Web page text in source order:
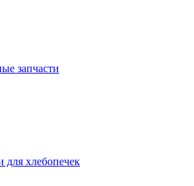
запчасти
для хлебопечек